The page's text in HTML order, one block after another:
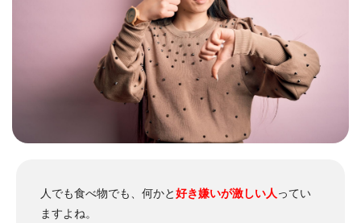
人でも食べ物でも、何かと好き嫌いが激しい人 ってい
ますよね。